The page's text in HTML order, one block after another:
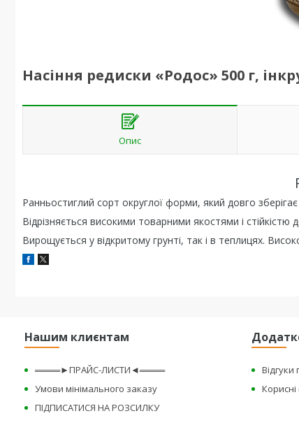
Насіння редиски «Родос» 500 г,
Опис
Ранньостиглий сорт округлої форми, який довго
Відрізняється високими товарними якостями і стійкістю
Вирощується у відкритому грунті, так і в теплицях.
Нашим клиєнтам
════►ПРАЙС-ЛИСТИ◄════
Умови мінімального заказу
ПІДПИСАТИСЯ НА РОЗСИЛКУ
Корисні